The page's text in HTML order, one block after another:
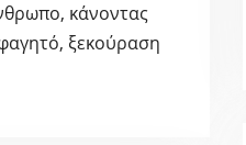
κάνοντας
ξεκούραση